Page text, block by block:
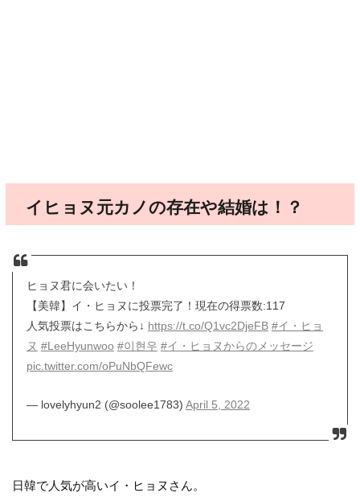
イヒョヌ元カノの存在や結婚は！？
ヒョヌ君に会いたい！
【美韓】イ・ヒョヌに投票完了！現在の得票数:117
人気投票はこちらから↓ https://t.co/Q1vc2DjeFB #イ・ヒョ
ヌ #LeeHyunwoo #이현우 #イ・ヒョヌからのメッセージ
pic.twitter.com/oPuNbQFewc
— lovelyhyun2 (@soolee1783) April 5, 2022
日韓で人気が高いイ・ヒョヌさん。